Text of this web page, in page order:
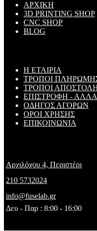
ΑΡΧΙΚΗ
3D PRINTING SHOP
CNC SHOP
BLOG
Η ΕΤΑΙΡΙΑ
ΤΡΟΠΟΙ
ΤΡΟΠΟΙ
ΕΠΙΣΤΡΟΦΗ -
ΟΔΗΓΟΣ ΑΓΟΡΩΝ
ΟΡΟΙ ΧΡΗΣΗΣ
ΕΠΙΚΟΙΝΩΝΙΑ
Αρχιλόχου 4, Περιστέρι
210 5732024
info@fuselab.gr
Δευ - Παρ : 8:00 - 16:00